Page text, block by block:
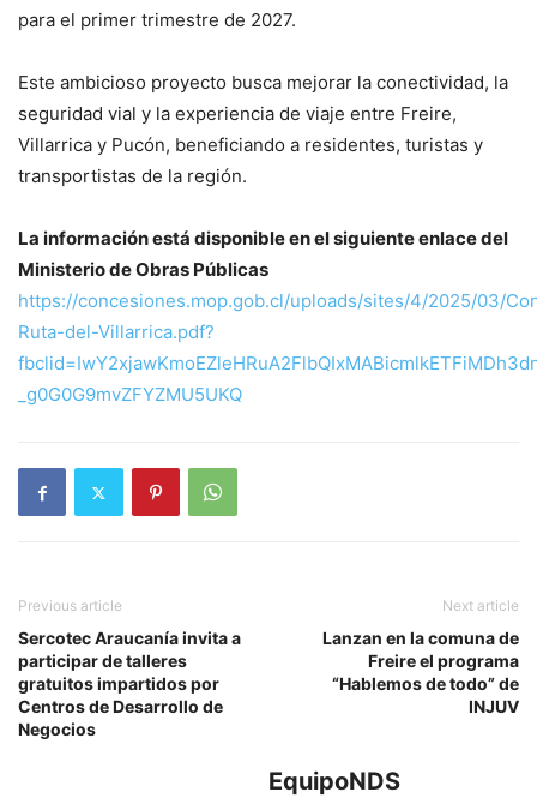
para el primer trimestre de 2027.
Este ambicioso proyecto busca mejorar la conectividad, la
seguridad vial y la experiencia de viaje entre Freire,
Villarrica y Pucón, beneficiando a residentes, turistas y
transportistas de la región.
La información está disponible en el siguiente enlace del
Ministerio de Obras Públicas
https://concesiones.mop.gob.cl/uploads/sites/4/2025/03/
Ruta-del-Villarrica.pdf?
_g0G0G9mvZFYZMU5UKQ
Previous article
Sercotec Araucanía invita a
participar de talleres
gratuitos impartidos por
Centros de Desarrollo de
Negocios
Next article
Lanzan en la comuna de
Freire el programa
“Hablemos de todo” de
INJUV
EquipoNDS